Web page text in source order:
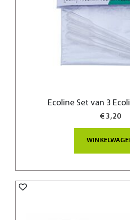
Ecoline Set van 3
€ 3,20